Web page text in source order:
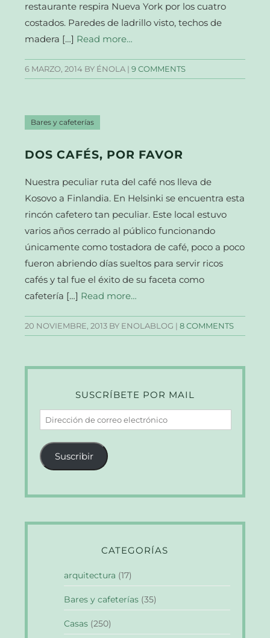
restaurante respira Nueva York por los cuatro
costados. Paredes de ladrillo visto, techos de
madera […] Read more…
6 MARZO, 2014 BY ÉNOLA |9 COMMENTS
Bares y cafeterías
DOS CAFÉS, POR FAVOR
Nuestra peculiar ruta del café nos lleva de
Kosovo a Finlandia. En Helsinki se encuentra esta
rincón cafetero tan peculiar. Este local estuvo
varios años cerrado al público funcionando
únicamente como tostadora de café, poco a poco
fueron abriendo días sueltos para servir ricos
cafés y tal fue el éxito de su faceta como
cafetería […] Read more…
20 NOVIEMBRE, 2013 BY ENOLABLOG |8 COMMENTS
SUSCRÍBETE POR MAIL
Dirección
de
correo
electrónico
Suscribir
CATEGORÍAS
arquitectura (17)
Bares y cafeterías (35)
Casas (250)